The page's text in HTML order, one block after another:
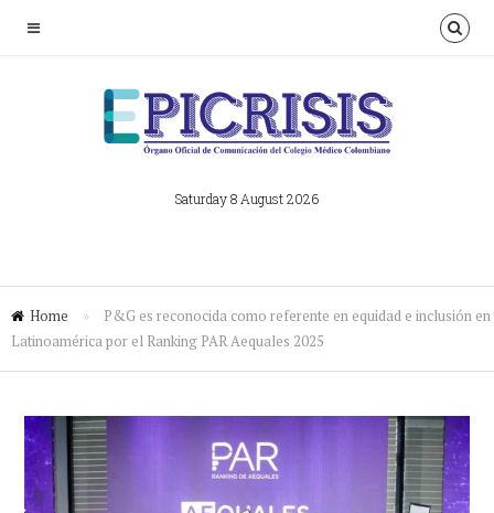
Saturday 8 August 2026
Home »
P&G es reconocida como referente en equidad e inclusión en
Latinoamérica por el Ranking PAR Aequales 2025